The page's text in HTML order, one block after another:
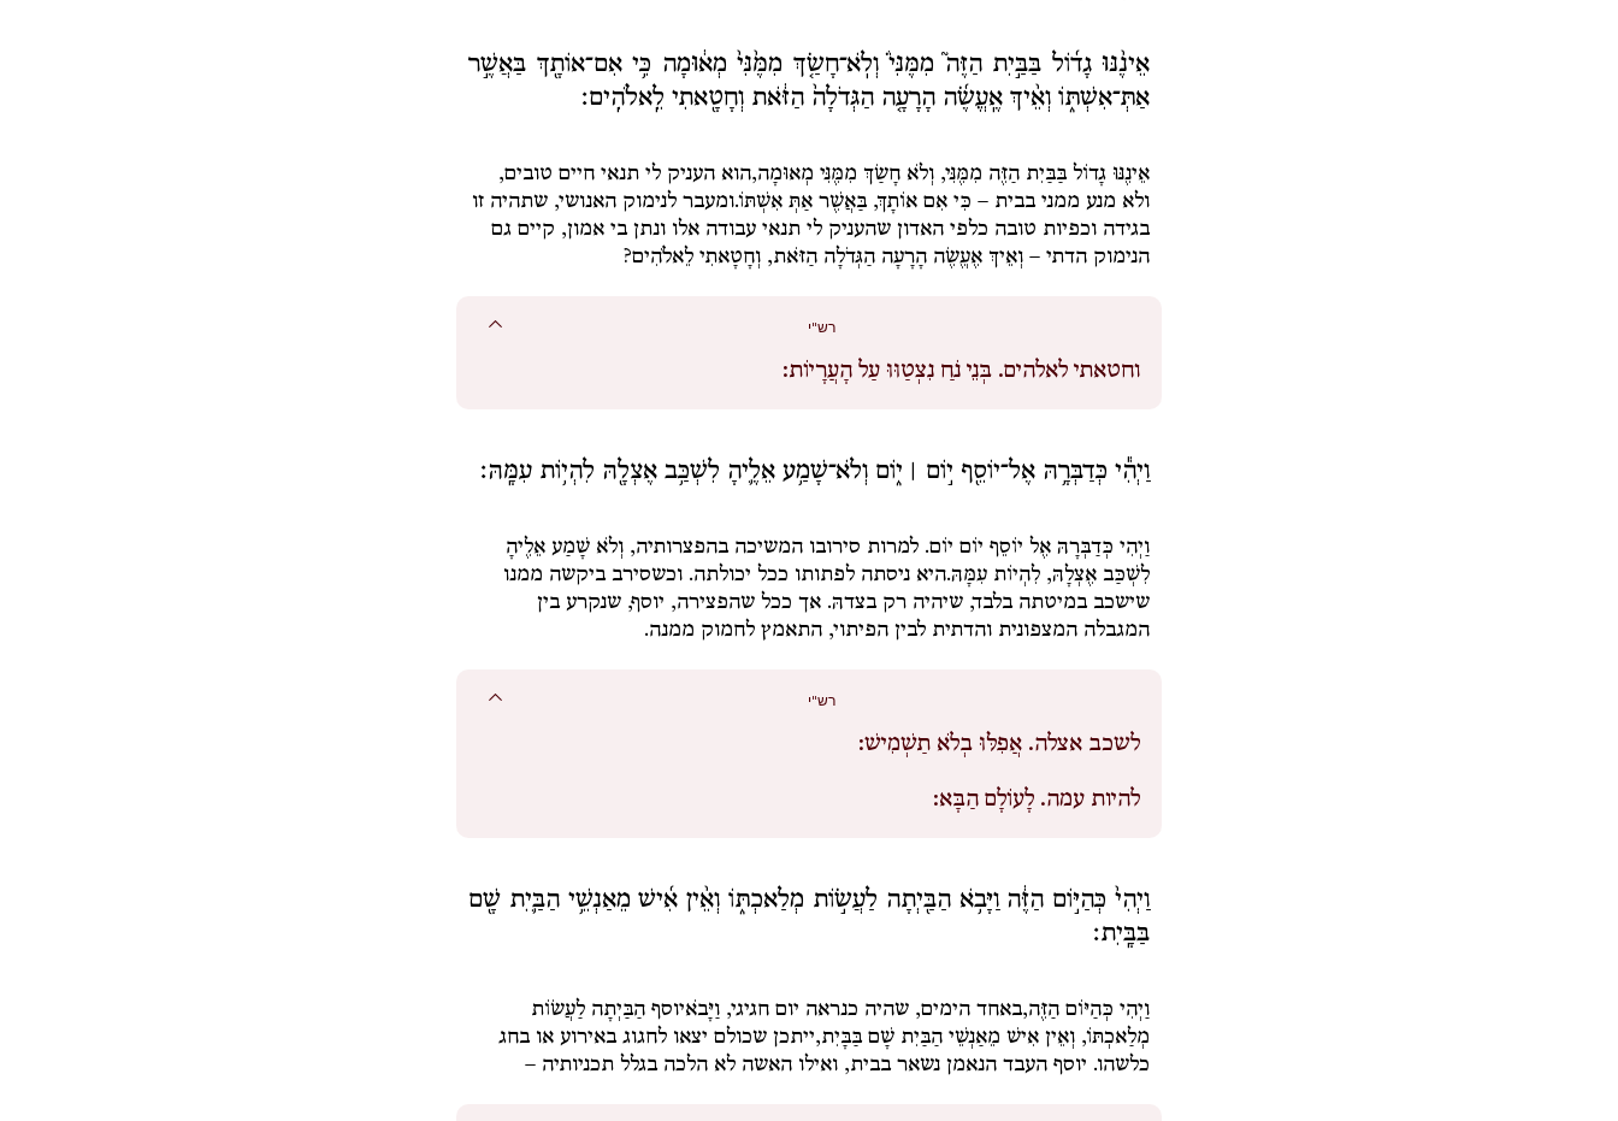
אֵינֶ֨נּוּ גָד֜וֹל בַּבַּ֣יִת הַזֶּה֮ מִמֶּנִּי֒ וְלֹֽא־חָשַׂ֤ךְ מִמֶּ֙נִּי֙ מְא֔וּמָה כִּ֥י אִם־אוֹתָ֖ךְ בַּאֲשֶׁ֣ר
אַתְּ־אִשְׁתּ֑וֹ וְאֵ֨יךְ אֶֽעֱשֶׂ֜ה הָרָעָ֤ה הַגְּדֹלָה֙ הַזֹּ֔את וְחָטָ֖אתִי לֵֽאלֹהִֽים׃
אֵינֶנּוּ גָדוֹל בַּבַּיִת הַזֶּה מִמֶּנִּי, וְלֹא חָשַׂךְ מִמֶּנִּי מְאוּמָה,הוא העניק לי תנאי חיים טובים,
ולא מנע ממני בבית – כִּי אִם אוֹתָךְ, בַּאֲשֶׁר אַתְּ אִשְׁתּוֹ.ומעבר לנימוק האנושי, שתהיה זו
בגידה וכפיות טובה כלפי האדון שהעניק לי תנאי עבודה אלו ונתן בי אמון, קיים גם
הנימוק הדתי – וְאֵיךְ אֶעֱשֶׂה הָרָעָה הַגְּדֹלָה הַזֹּאת, וְחָטָאתִי לֵאלֹהִים?
רש"י
וחטאתי לאלהים. בְּנֵי נֹחַ נִצְטַוּוּ עַל הָעֲרָיוֹת:
וַיְהִ֕י כְּדַבְּרָ֥הּ אֶל־יוֹסֵ֖ף י֣וֹם ׀ י֑וֹם וְלֹא־שָׁמַ֥ע אֵלֶ֛יהָ לִשְׁכַּ֥ב אֶצְלָ֖הּ לִהְי֥וֹת עִמָּֽהּ׃
וַיְהִי כְּדַבְּרָהּ אֶל יוֹסֵף יוֹם יוֹם. למרות סירובו המשיכה בהפצרותיה, וְלֹא שָׁמַע אֵלֶיהָ
לִשְׁכַּב אֶצְלָהּ, לִהְיוֹת עִמָּהּ.היא ניסתה לפתותו ככל יכולתה. וכשסירב ביקשה ממנו
שישכב במיטתה בלבד, שיהיה רק בצדהּ. אך ככל שהפצירה, יוסף, שנקרע בין
המגבלה המצפונית והדתית לבין הפיתוי, התאמץ לחמוק ממנה.
רש"י
לשכב אצלה. אֲפִלּוּ בְלֹא תַשְׁמִישׁ:
להיות עמה. לָעוֹלָם הַבָּא:
וַיְהִי֙ כְּהַיּ֣וֹם הַזֶּ֔ה וַיָּבֹ֥א הַבַּ֖יְתָה לַעֲשׂ֣וֹת מְלַאכְתּ֑וֹ וְאֵ֨ין אִ֜ישׁ מֵאַנְשֵׁ֥י הַבַּ֛יִת שָׁ֖ם
בַּבָּֽיִת׃
וַיְהִי כְּהַיּוֹם הַזֶּה,באחד הימים, שהיה כנראה יום חגיגי, וַיָּבֹאיוסף הַבַּיְתָה לַעֲשׂוֹת
מְלַאכְתּוֹ, וְאֵין אִישׁ מֵאַנְשֵׁי הַבַּיִת שָׁם בַּבָּיִת,ייתכן שכולם יצאו לחגוג באירוע או בחג
כלשהו. יוסף העבד הנאמן נשאר בבית, ואילו האשה לא הלכה בגלל תכניותיה –